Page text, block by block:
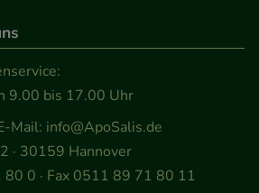
Partnerprogramm zu
die Art und Weise der Nutzung
mit deren Hilfe wir
für Sie optimieren können,
9.00 bis 17.00 Uhr
Mail: info@ApoSalis.de
· 30159 Hannover
0 · Fax 0511 89 71 80 11